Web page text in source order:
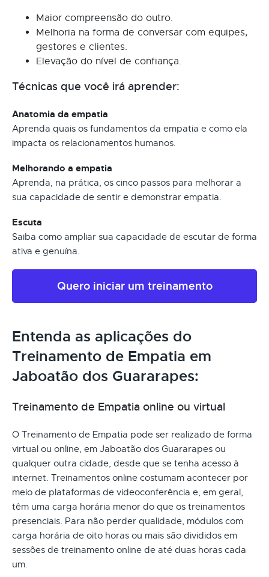
Maior compreensão do outro.
Melhoria na forma de conversar com equipes,
gestores e clientes.
Elevação do nível de confiança.
Técnicas que você irá aprender:
Anatomia da empatia
Aprenda quais os fundamentos da empatia e como ela
impacta os relacionamentos humanos.
Melhorando a empatia
Aprenda, na prática, os cinco passos para melhorar a
sua capacidade de sentir e demonstrar empatia.
Escuta
Saiba como ampliar sua capacidade de escutar de forma
ativa e genuína.
Quero iniciar um treinamento
Entenda as aplicações do
Treinamento de Empatia em
Jaboatão dos Guararapes:
Treinamento de Empatia online ou virtual
O Treinamento de Empatia pode ser realizado de forma
virtual ou online, em Jaboatão dos Guararapes ou
qualquer outra cidade, desde que se tenha acesso à
internet. Treinamentos online costumam acontecer por
meio de plataformas de videoconferência e, em geral,
têm uma carga horária menor do que os treinamentos
presenciais. Para não perder qualidade, módulos com
carga horária de oito horas ou mais são divididos em
sessões de treinamento online de até duas horas cada
um.